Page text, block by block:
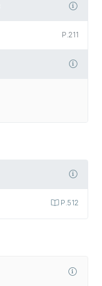
P.211
P.512